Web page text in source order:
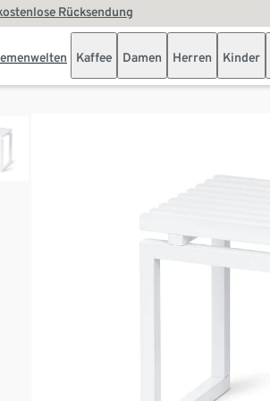
Rücksendung
Kaffee Damen Herren Kinder